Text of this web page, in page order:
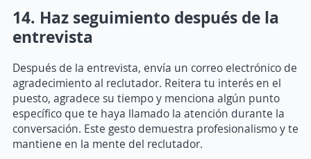
14. Haz seguimiento después de la
entrevista
Después de la entrevista, envía un correo electrónico de
agradecimiento al reclutador. Reitera tu interés en el
puesto, agradece su tiempo y menciona algún punto
específico que te haya llamado la atención durante la
conversación. Este gesto demuestra profesionalismo y te
mantiene en la mente del reclutador.